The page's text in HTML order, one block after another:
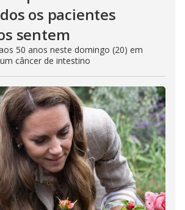
os pacientes
sentem
50 anos neste domingo (20) em
câncer de intestino